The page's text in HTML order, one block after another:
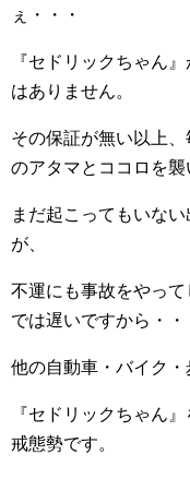
ぇ・・・
『セドリックちゃん
はありません。
その保証が無い以上
のアタマとココロを襲
まだ起こってもいな
が、
不運にも事故をやっ
では遅いですから・・
他の自動車・バイク・
『セドリックちゃん
戒態勢です。